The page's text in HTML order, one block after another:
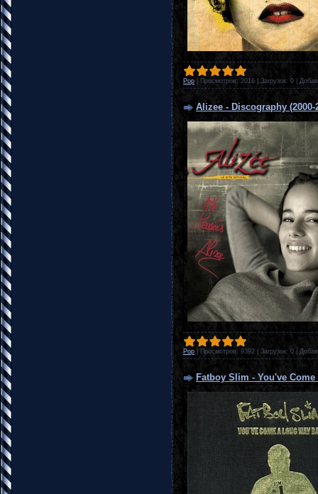
Pop Просмотров: 2016 Загрузок: 0
Alizee - Discography (2000-
Pop Просмотров: 9392 Загрузок: 0
Fatboy Slim - You've